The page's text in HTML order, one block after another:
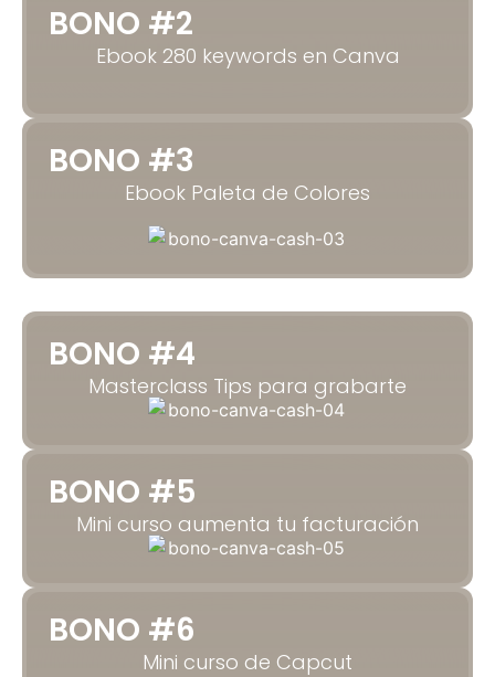
BONO #2
Ebook 280 keywords en Canva
BONO #3
Ebook Paleta de Colores
BONO #4
Masterclass Tips para grabarte
BONO #5
Mini curso aumenta tu facturación
BONO #6
Mini curso de Capcut